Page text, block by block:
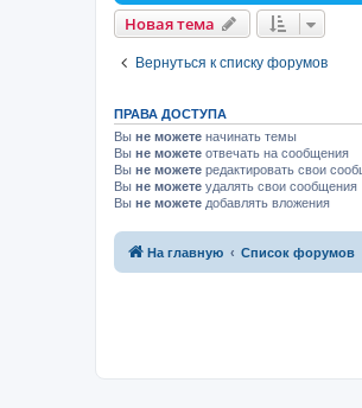
Новая тема
Вернуться к списку форумов
ПРАВА ДОСТУПА
Вы не можете начинать темы
Вы не можете отвечать на сообщения
Вы не можете редактировать свои
Вы не можете удалять свои сообщения
Вы не можете добавлять вложения
На главную Список форумов